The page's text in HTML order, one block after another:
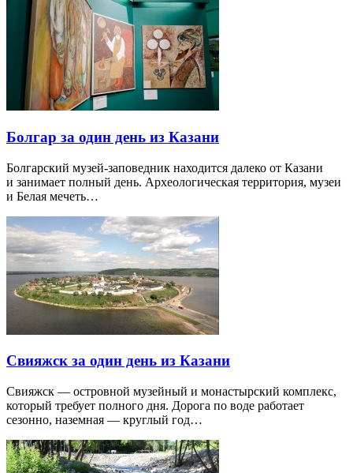
Болгар за один день из Казани
Болгарский музей-заповедник находится далеко от Казани
и занимает полный день. Археологическая территория, музеи
и Белая мечеть…
Свияжск за один день из Казани
Свияжск — островной музейный и монастырский комплекс,
который требует полного дня. Дорога по воде работает
сезонно, наземная — круглый год…